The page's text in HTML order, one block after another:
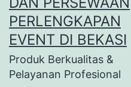
PERLENGKAPAN
EVENT DI BEKASI
Produk Berkualitas &
Pelayanan Profesional